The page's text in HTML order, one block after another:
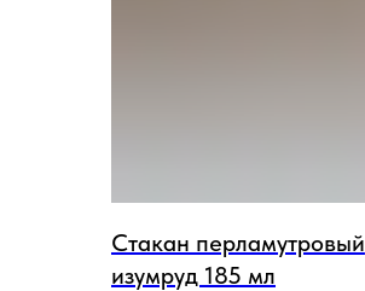
Стакан перламутровый
изумруд 185 мл